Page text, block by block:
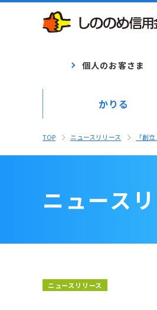
個人のお客さま
かりる
TOP ニュースリリース 「創
ニュース
ニュースリリース